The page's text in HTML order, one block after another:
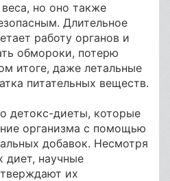
но оно также
Длительное
работу органов и
обмороки, потерю
итоге, даже летальные
питательных веществ.
детокс-диеты, которые
организма с помощью
добавок. Несмотря
диет, научные
их